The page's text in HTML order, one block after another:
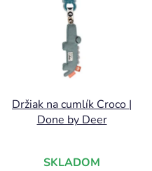
Držiak na cumlík Croco |
Done by Deer
SKLADOM